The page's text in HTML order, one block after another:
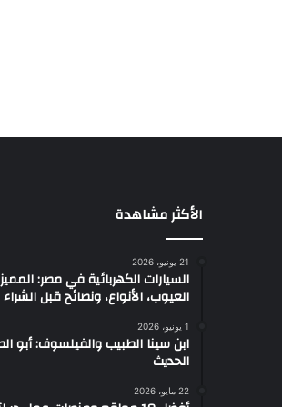
الأكثر مشاهدة
21 يونيو، 2026
السيارات الكهربائية في مصر:
العيوب، الأنواع، ونصائح قبل الشراء
1 يونيو، 2026
ابن سينا الطبيب والفيلسوف: أبو
الحديث
22 مايو، 2026